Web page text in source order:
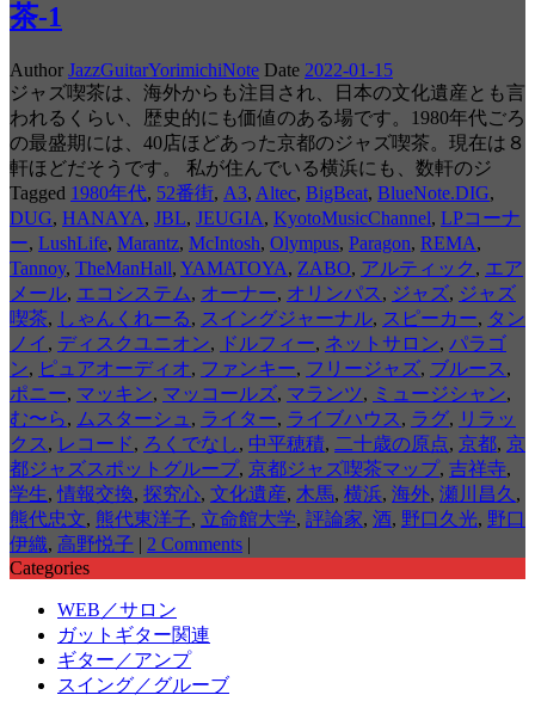
茶-1
Author JazzGuitarYorimichiNote Date 2022-01-15
ジャズ喫茶は、海外からも注目され、日本の文化遺産とも言
われるくらい、歴史的にも価値のある場です。1980年代ごろ
の最盛期には、40店ほどあった京都のジャズ喫茶。現在は８
軒ほどだそうです。 私が住んでいる横浜にも、数軒のジ
Tagged 1980年代, 52番街, A3, Altec, BigBeat, BlueNote.DIG,
DUG, HANAYA, JBL, JEUGIA, KyotoMusicChannel, LPコーナ
ー, LushLife, Marantz, McIntosh, Olympus, Paragon, REMA,
Tannoy, TheManHall, YAMATOYA, ZABO, アルティック , エア
メール, エコシステム, オーナー, オリンパス , ジャズ, ジャズ
喫茶, しゃんくれーる, スイングジャーナル, スピーカー, タン
ノイ , ディスクユニオン, ドルフィー, ネットサロン, パラゴ
ン, ピュアオーディオ, ファンキー, フリージャズ, ブルース ,
ポニー, マッキン, マッコールズ, マランツ, ミュージシャン,
む〜ら, ムスターシュ , ライター, ライブハウス , ラグ, リラッ
クス , レコード, ろくでなし, 中平穂積, 二十歳の原点, 京都, 京
都ジャズスポットグループ, 京都ジャズ喫茶マップ, 吉祥寺,
学生,情報交換, 探究心, 文化遺産, 木馬, 横浜, 海外, 瀬川昌久 ,
熊代忠文, 熊代東洋子, 立命館大学, 評論家, 酒, 野口久光, 野口
伊織, 高野悦子 | 2 Comments |
Categories
WEB／サロン
ガットギター関連
ギター／アンプ
スイング／グルーブ